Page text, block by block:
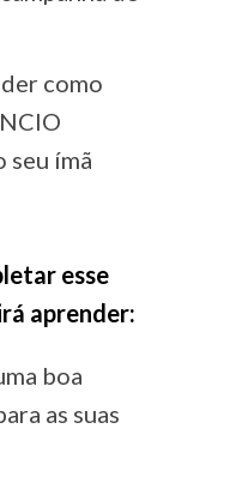
como
seu ímã
esse
aprender:
boa
as suas